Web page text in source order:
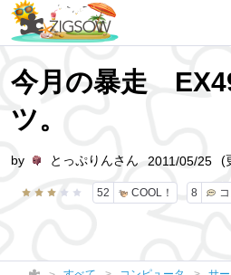
今月の暴走
ツ。
52 COOL！ 8
by とっぷりんさん 2011/05/25 (